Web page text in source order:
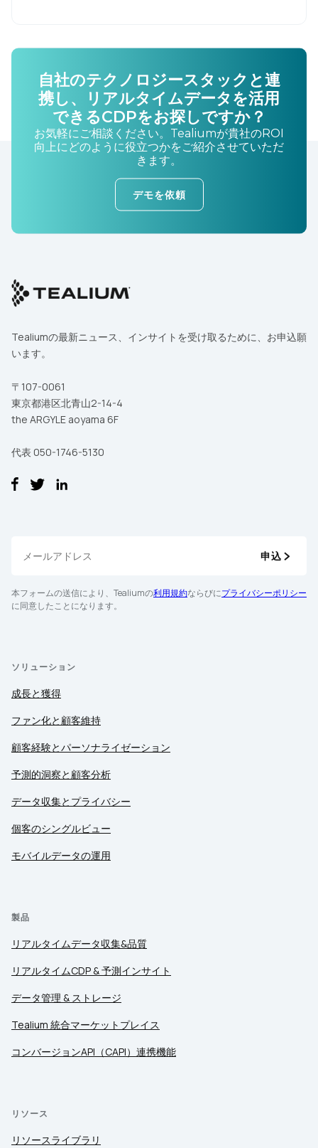
自社のテクノロジースタックと連
携し、リアルタイムデータを活用
できるCDPをお探しですか？
お気軽にご相談ください。Tealiumが貴社のROI
向上にどのように役立つかをご紹介させていただ
きます。
デモを依頼
Tealiumの最新ニュース、インサイトを受け取るために、お申込願
います。
〒107-0061
東京都港区北青山2-14-4
the ARGYLE aoyama 6F
代表 050-1746-5130
申込
本フォームの送信により、Tealiumの利用規約ならびにプライバシーポリシー
に同意したことになります。
ソリューション
成長と獲得
ファン化と顧客維持
顧客経験とパーソナライゼーション
予測的洞察と顧客分析
データ収集とプライバシー
個客のシングルビュー
モバイルデータの運用
製品
リアルタイムデータ収集&品質
リアルタイムCDP & 予測インサイト
データ管理 & ストレージ
Tealium 統合マーケットプレイス
コンバージョンAPI（CAPI）連携機能
リソース
リソースライブラリ